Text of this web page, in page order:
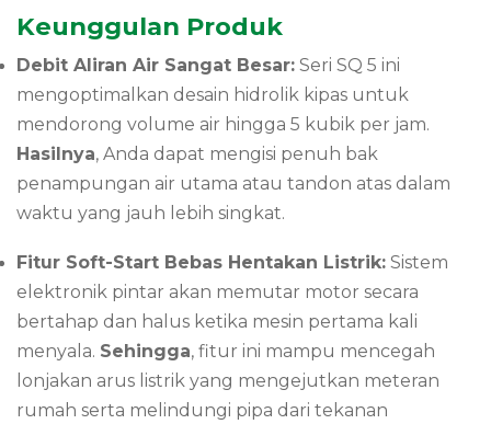
Keunggulan Produk
Debit Aliran Air Sangat Besar: Seri SQ 5 ini
mengoptimalkan desain hidrolik kipas untuk
mendorong volume air hingga 5 kubik per jam.
Hasilnya, Anda dapat mengisi penuh bak
penampungan air utama atau tandon atas dalam
waktu yang jauh lebih singkat.
Fitur Soft-Start Bebas Hentakan Listrik: Sistem
elektronik pintar akan memutar motor secara
bertahap dan halus ketika mesin pertama kali
menyala. Sehingga, fitur ini mampu mencegah
lonjakan arus listrik yang mengejutkan meteran
rumah serta melindungi pipa dari tekanan